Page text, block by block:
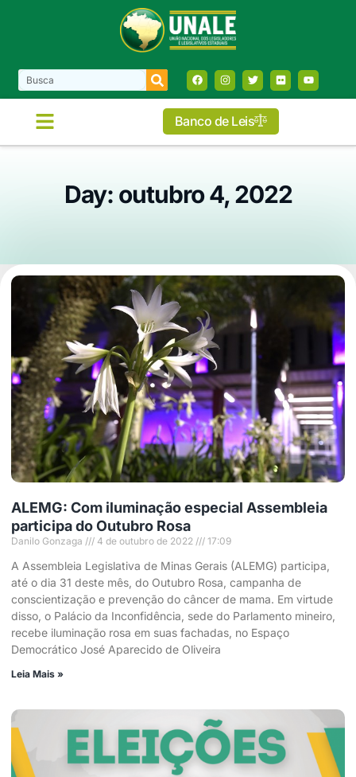
Banco de Leis
Day: outubro 4, 2022
ALEMG: Com iluminação especial Assembleia
participa do Outubro Rosa
Danilo Gonzaga 4 de outubro de 2022 17:09
A Assembleia Legislativa de Minas Gerais (ALEMG) participa,
até o dia 31 deste mês, do Outubro Rosa, campanha de
conscientização e prevenção do câncer de mama. Em virtude
disso, o Palácio da Inconfidência, sede do Parlamento mineiro,
recebe iluminação rosa em suas fachadas, no Espaço
Democrático José Aparecido de Oliveira
Leia Mais »